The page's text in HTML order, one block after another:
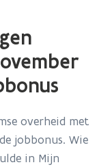
overheid met
jobbonus. Wie
in Mijn